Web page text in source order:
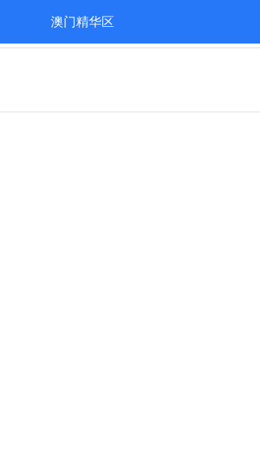
澳门精华区